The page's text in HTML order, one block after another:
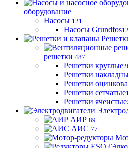
оборудование
Насосы 121
Насосы Grundfos
решетки 487
Решетки круглые
Решетки
Решетки
Решетки сетчатые
Решетки ячеистые
АИР 89
АИС 77